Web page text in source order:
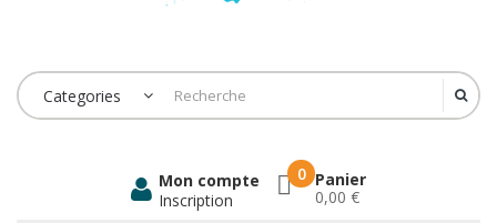
Categories
0 Panier
0,00 €
Mon compte
Inscription